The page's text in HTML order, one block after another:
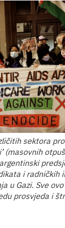
sektora
(masovnih
i radničkih
u Gazi. Sve
prosvjeda i